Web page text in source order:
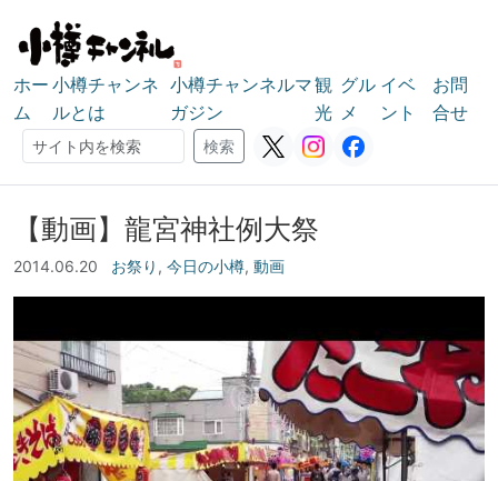
ホー
ム
小樽チャンネ
ルとは
小樽チャンネルマ
ガジン
観
光
グル
メ
イベ
ント
お問
合せ
検索
検索
【動画】龍宮神社例大祭
2014.06.20 お祭り , 今日の小樽, 動画